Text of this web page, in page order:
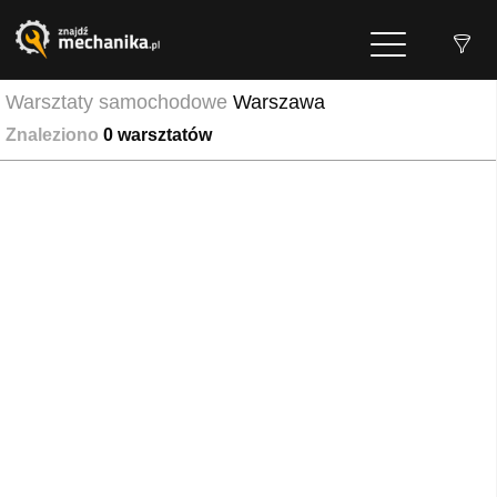
Warsztaty samochodowe Warszawa
Znaleziono 0 warsztatów